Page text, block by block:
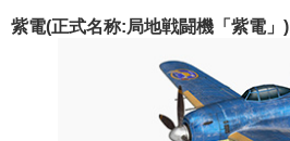
紫電(正式名称:局地戦闘機「紫電」)